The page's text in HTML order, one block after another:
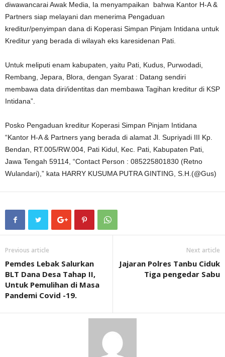
diwawancarai Awak Media, Ia menyampaikan bahwa Kantor H-A &
Partners siap melayani dan menerima Pengaduan
kreditur/penyimpan dana di Koperasi Simpan Pinjam Intidana untuk
Kreditur yang berada di wilayah eks karesidenan Pati.
Untuk meliputi enam kabupaten, yaitu Pati, Kudus, Purwodadi,
Rembang, Jepara, Blora, dengan Syarat : Datang sendiri
membawa data diri/identitas dan membawa Tagihan kreditur di KSP
Intidana”.
Posko Pengaduan kreditur Koperasi Simpan Pinjam Intidana
“Kantor H-A & Partners yang berada di alamat Jl. Supriyadi III Kp.
Bendan, RT.005/RW.004, Pati Kidul, Kec. Pati, Kabupaten Pati,
Jawa Tengah 59114, “Contact Person : 085225801830 (Retno
Wulandari),” kata HARRY KUSUMA PUTRA GINTING, S.H.(@Gus)
Previous article
Pemdes Lebak Salurkan
BLT Dana Desa Tahap II,
Untuk Pemulihan di Masa
Pandemi Covid -19.
Next article
Jajaran Polres Tanbu Ciduk
Tiga pengedar Sabu